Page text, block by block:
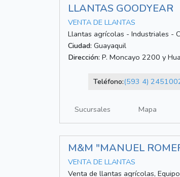
LLANTAS GOODYEAR
VENTA DE LLANTAS
Llantas agrícolas - Industriales -
Ciudad: Guayaquil
Dirección: P. Moncayo 2200 y
Teléfono:(593 4)
Sucursales Mapa
M&M "MANUEL
VENTA DE LLANTAS
Venta de llantas agrícolas,